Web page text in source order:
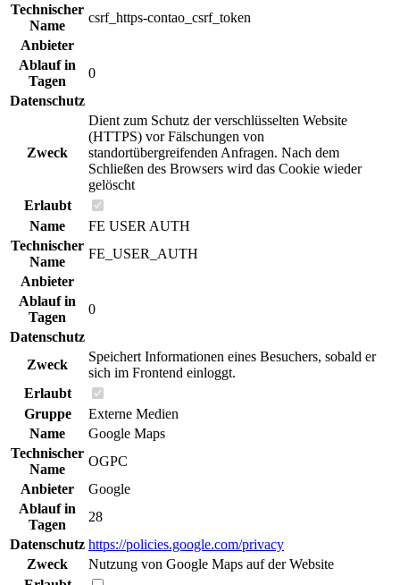
Technischer
Name
csrf_https-contao_csrf_token
Anbieter
Ablauf in
Tagen
0
Datenschutz
Zweck
Dient zum Schutz der verschlüsselten Website
(HTTPS) vor Fälschungen von
standortübergreifenden Anfragen. Nach dem
Schließen des Browsers wird das Cookie wieder
gelöscht
Erlaubt
Name
FE USER AUTH
Technischer
Name
FE_USER_AUTH
Anbieter
Ablauf in
Tagen
0
Datenschutz
Zweck
Speichert Informationen eines Besuchers, sobald er
sich im Frontend einloggt.
Erlaubt
Gruppe
Externe Medien
Name
Google Maps
Technischer
Name
OGPC
Anbieter
Google
Ablauf in
Tagen
28
Datenschutz https://policies.google.com/privacy
Zweck
Nutzung von Google Maps auf der Website